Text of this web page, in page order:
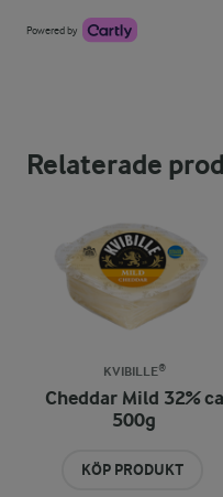
Powered by
Relaterade
KVIBILLE®
Cheddar Mild 32% ca
500g
KÖP PRODUKT